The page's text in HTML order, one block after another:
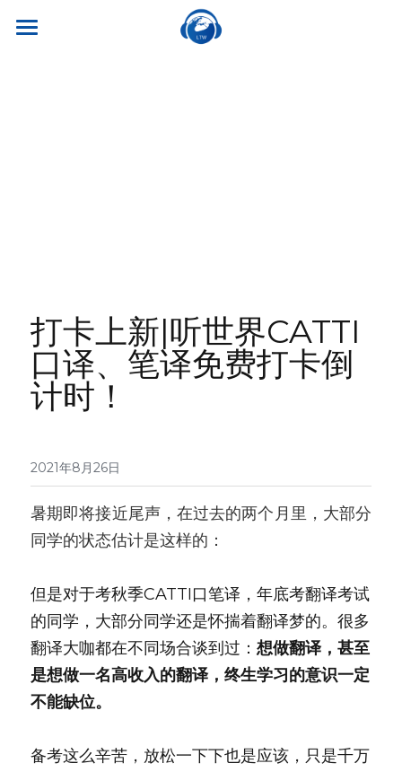
最新资讯
流利口语
雅思托福
真题系列
双语资料
笔译服务
口译服务
翻译语种
联系我们
打卡上新|听世界CATTI
口译、笔译免费打卡倒
计时！
2021年8月26日
暑期即将接近尾声，在过去的两个月里，大部分
同学的状态估计是这样的：
但是对于考秋季CATTI口笔译，年底考翻译考试
的同学，大部分同学还是怀揣着翻译梦的。很多
翻译大咖都在不同场合谈到过： 想做翻译，甚至
是想做一名高收入的翻译，终生学习的意识一定
不能缺位。
备考这么辛苦，放松一下下也是应该，只是千万
商品分类